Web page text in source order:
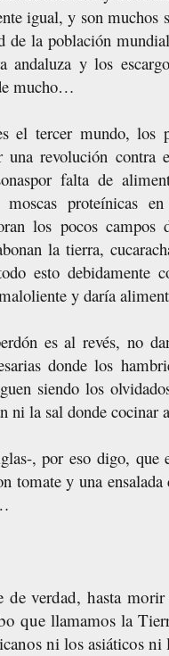
igual, y son muchos
de la población
andaluza y los
mucho…
el tercer mundo, los
una revolución
falta de
moscas proteínicas
los pocos campos
la tierra,
esto debidamente
y daría
es al revés, no
donde los
siendo los
ni la sal donde
, por eso digo, que
tomate y una
verdad, hasta
que llamamos la
ni los asiáticos ni